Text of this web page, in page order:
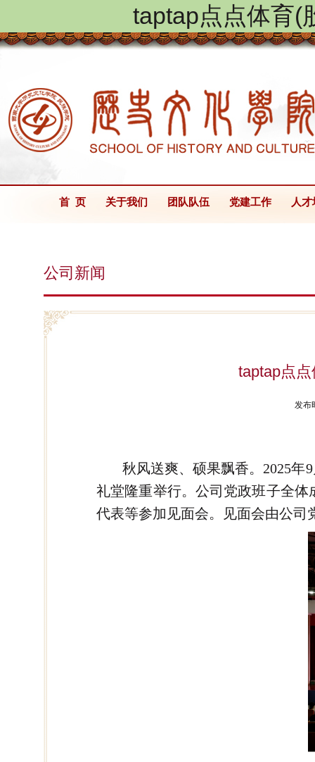
taptap点点体育(
首 页 关于我们 团队队伍 党建工作 人
公司新闻
taptap点
发布
秋风送爽、硕果飘香。2025年
礼堂隆重举行。公司党政班子全
代表等参加见面会。见面会由公司